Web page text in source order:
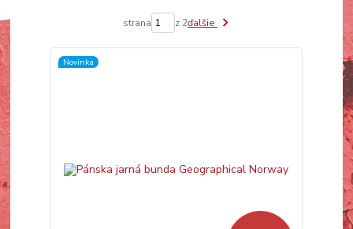
strana z 2ďalšie
Novinka